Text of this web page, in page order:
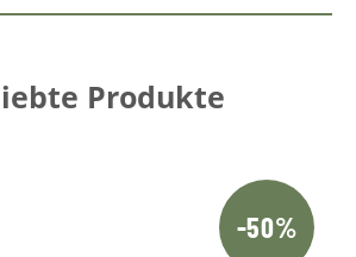
Produkte
-50%